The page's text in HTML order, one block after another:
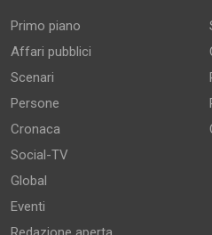
Primo piano
Affari pubblici
Scenari
Persone
Cronaca
Social-TV
Global
Eventi